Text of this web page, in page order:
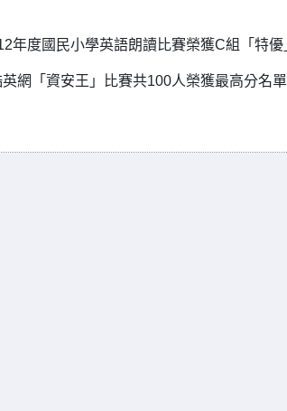
年度國民小學英語朗讀比賽榮獲C組「特優
網「資安王」比賽共100人榮獲最高分名